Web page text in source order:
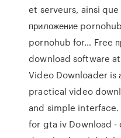
et serveurs, ainsi
приложение
pornohub for… Free
download software
Video Downloader is
practical video
and simple interface.
for gta iv Download